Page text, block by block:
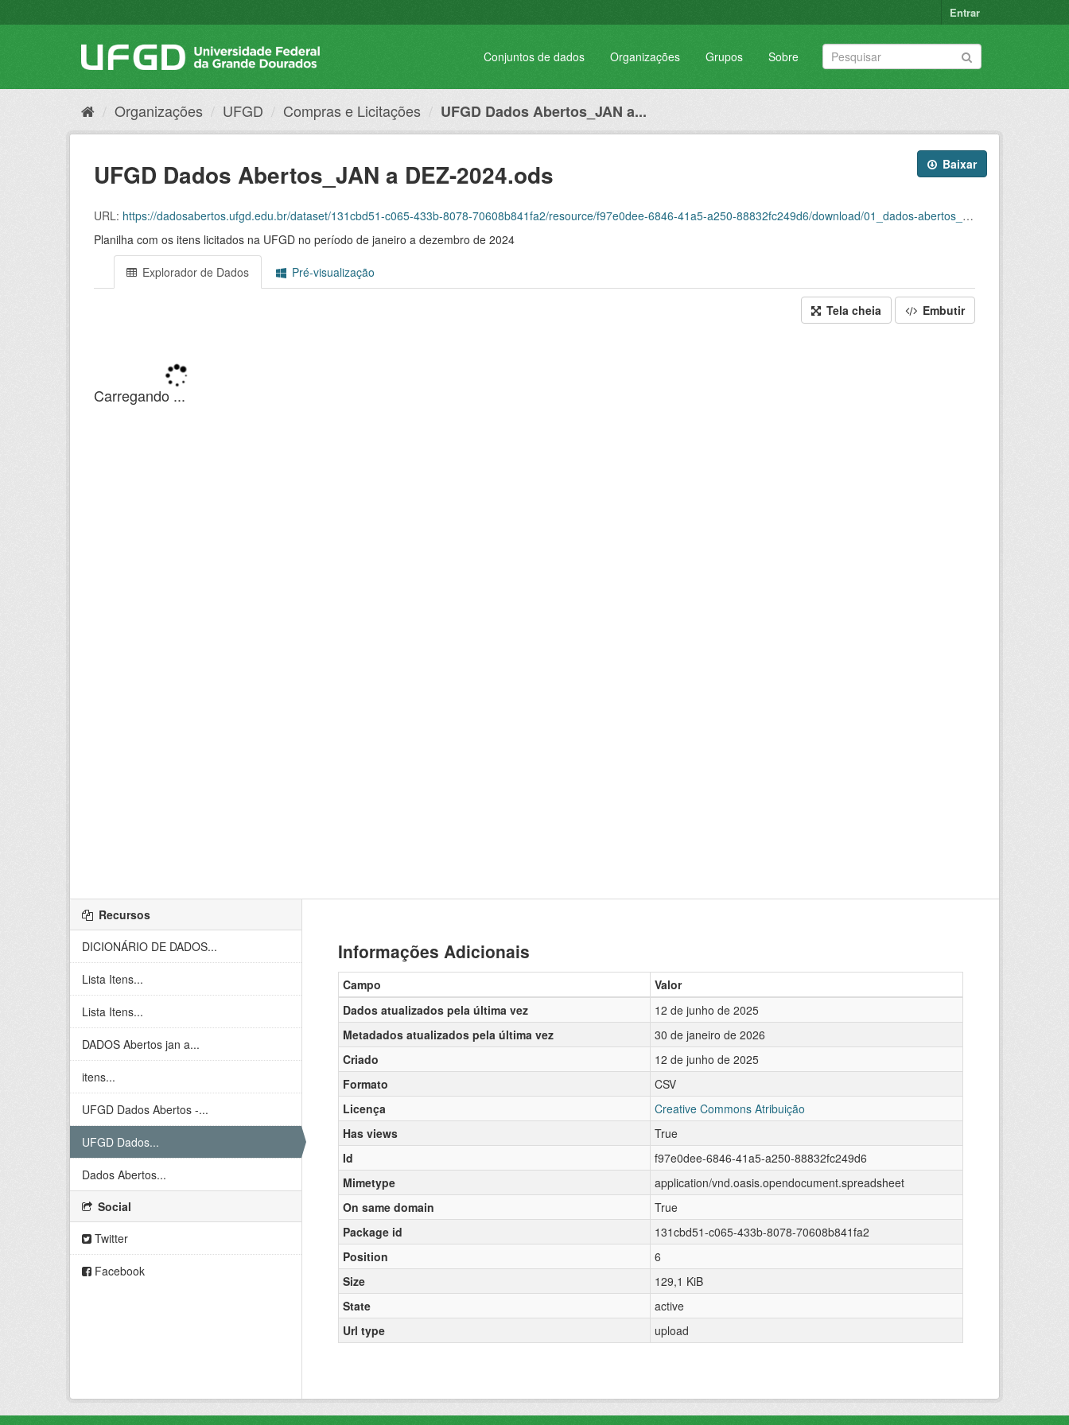
para
Entrar
Conjuntos de dados Organizações Grupos Sobre
Organizações UFGD Compras e Licitações UFGD Dados Abertos_JAN a...
Baixar
UFGD Dados Abertos_JAN a DEZ-2024.ods
URL: https://dadosabertos.ufgd.edu.br/dataset/131cbd51-c065-433b-8078-70608b841fa2/resource/f97e0dee-6846-41a5-a250-88832fc249d6/download/01_dados-abertos_jan-a-dez-2024.ods
Planilha com os itens licitados na UFGD no período de janeiro a dezembro de 2024
Explorador de Dados Pré-visualização
Tela cheia Embutir
Recursos
DICIONÁRIO DE DADOS...
Lista Itens...
Lista Itens...
DADOS Abertos jan a...
itens...
UFGD Dados Abertos -...
UFGD Dados...
Dados Abertos...
Social
Twitter
Facebook
Informações Adicionais
Campo
Valor
Dados atualizados pela última vez
12 de junho de 2025
Metadados atualizados pela última vez
30 de janeiro de 2026
Criado
12 de junho de 2025
Formato
CSV
Licença
Creative Commons Atribuição
Has views
True
Id
f97e0dee-6846-41a5-a250-88832fc249d6
Mimetype
application/vnd.oasis.opendocument.spreadsheet
On same domain
True
Package id
131cbd51-c065-433b-8078-70608b841fa2
Position
6
Size
129,1 KiB
State
active
Url type
upload